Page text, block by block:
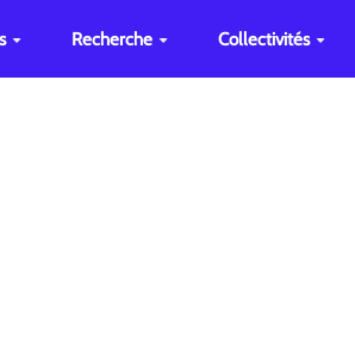
Recherche Collectivités